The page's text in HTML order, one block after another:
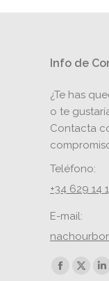
Info de
¿Te has
o te
Contacta
Teléfono:
+34 629 14
E-mail:
Facebook
X